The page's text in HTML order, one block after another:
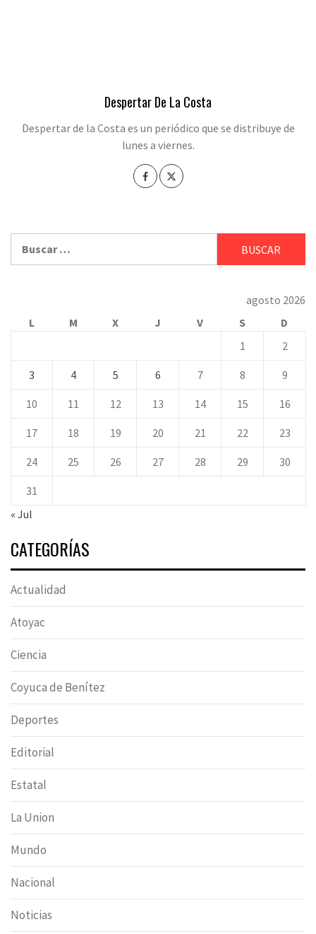
Despertar De La Costa
Despertar de la Costa es un periódico que se distribuye de
lunes a viernes.
agosto 2026
L
M X J V S
D
1
2
3 4 5 6 7 8 9
10 11 12 13 14 15 16
17 18 19 20 21 22 23
24 25 26 27 28 29 30
31
« Jul
CATEGORÍAS
Actualidad
Atoyac
Ciencia
Coyuca de Benítez
Deportes
Editorial
Estatal
La Union
Mundo
Nacional
Noticias